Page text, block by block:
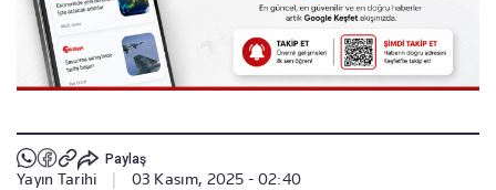
Paylaş
Yayın Tarihi 03 Kasım, 2025 - 02:40